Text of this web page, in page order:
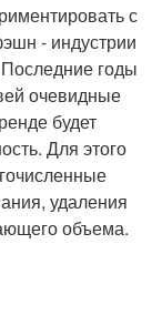
с
- индустрии
годы
очевидные
будет
Для этого
удаления
объема.